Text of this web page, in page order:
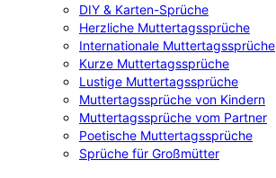
DIY & Karten-Sprüche
Herzliche Muttertagssprüche
Internationale Muttertagssprüche
Kurze Muttertagssprüche
Lustige Muttertagssprüche
Muttertagssprüche von Kindern
Muttertagssprüche vom Partner
Poetische Muttertagssprüche
Sprüche für Großmütter